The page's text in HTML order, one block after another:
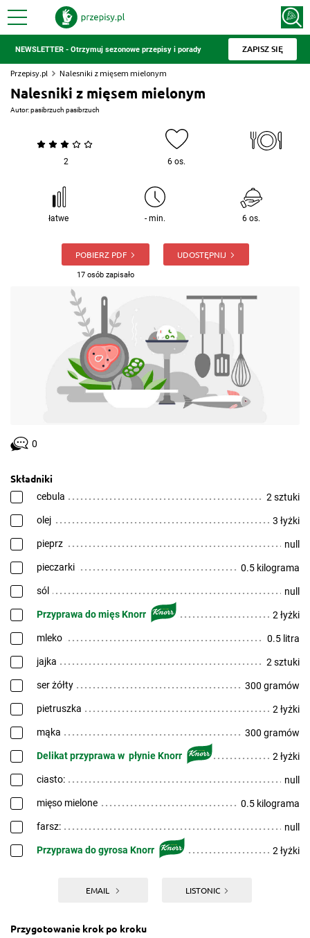
NEWSLETTER - Otrzymuj sezonowe przepisy i porady ZAPISZ SIĘ
Przepisy.pl Nalesniki z mięsem mielonym
Nalesniki z mięsem mielonym
Autor:pasibrzuch pasibrzuch
2 6 os.
łatwe - min. 6 os.
POBIERZ PDF
17 osób zapisało
UDOSTĘPNIJ
0
Składniki
cebula 2 sztuki
olej 3 łyżki
pieprz null
pieczarki 0.5 kilograma
sól null
Przyprawa do mięs Knorr 2 łyżki
mleko 0.5 litra
jajka 2 sztuki
ser żółty 300 gramów
pietruszka 2 łyżki
mąka 300 gramów
Delikat przyprawa w płynie Knorr 2 łyżki
ciasto: null
mięso mielone 0.5 kilograma
farsz: null
Przyprawa do gyrosa Knorr 2 łyżki
EMAIL LISTONIC
Przygotowanie krok po kroku